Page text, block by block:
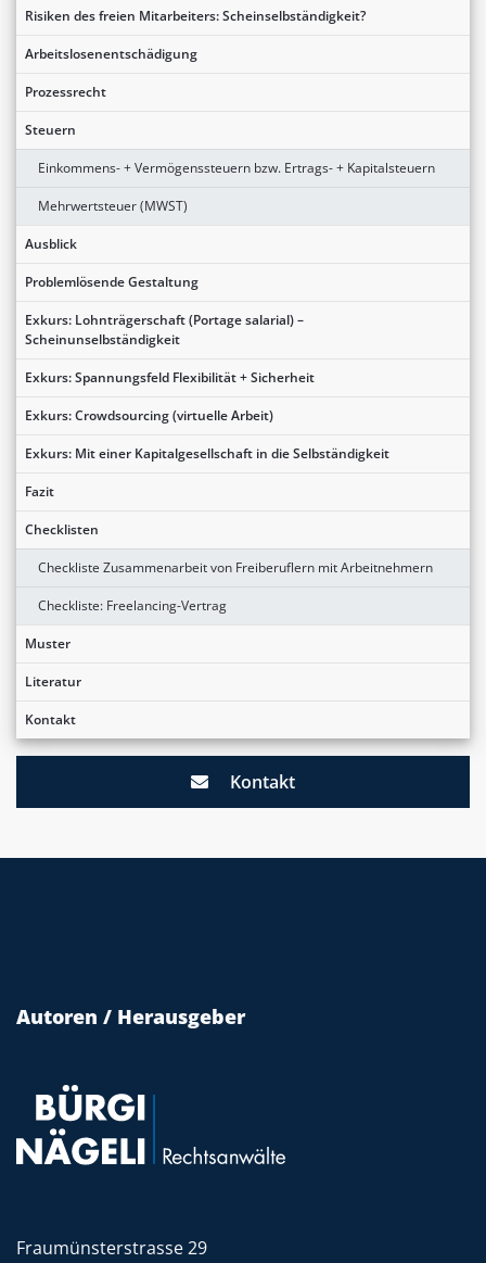
Risiken des freien Mitarbeiters: Scheinselbständigkeit?
Arbeitslosenentschädigung
Prozessrecht
Steuern
Einkommens- + Vermögenssteuern bzw. Ertrags- + Kapitalsteuern
Mehrwertsteuer (MWST)
Ausblick
Problemlösende Gestaltung
Exkurs: Lohnträgerschaft (Portage salarial) –
Scheinunselbständigkeit
Exkurs: Spannungsfeld Flexibilität + Sicherheit
Exkurs: Crowdsourcing (virtuelle Arbeit)
Exkurs: Mit einer Kapitalgesellschaft in die Selbständigkeit
Fazit
Checklisten
Checkliste Zusammenarbeit von Freiberuflern mit Arbeitnehmern
Checkliste: Freelancing-Vertrag
Muster
Literatur
Kontakt
Kontakt
Autoren / Herausgeber
Fraumünsterstrasse 29